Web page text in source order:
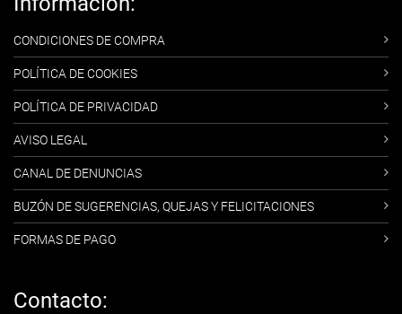
CONDICIONES DE COMPRA
POLÍTICA DE COOKIES
POLÍTICA DE PRIVACIDAD
AVISO LEGAL
CANAL DE DENUNCIAS
BUZÓN DE SUGERENCIAS, QUEJAS Y FELICITACIONES
FORMAS DE PAGO
Contacto: